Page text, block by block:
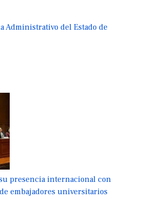
Administrativo del Estado de
presencia internacional con
embajadores universitarios